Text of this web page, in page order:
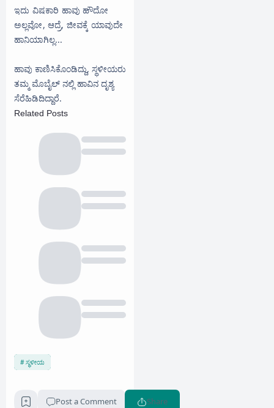
ಇದು ವಿಷಕಾರಿ ಹಾವು ಹೌದೋ
ಅಲ್ಲವೋ, ಆದ್ರೆ, ಜೀವಕ್ಕೆ ಯಾವುದೇ
ಹಾನಿಯಾಗಿಲ್ಲ...
ಹಾವು ಕಾಣಿಸಿಕೊಂಡಿದ್ದು, ಸ್ಥಳೀಯರು
ತಮ್ಮ ಮೊಬೈಲ್ ನಲ್ಲಿ ಹಾವಿನ ದೃಶ್ಯ
ಸೆರೆಹಿಡಿದಿದ್ದಾರೆ.‌
Related Posts
ಸ್ಥಳೀಯ
Post a Comment Share